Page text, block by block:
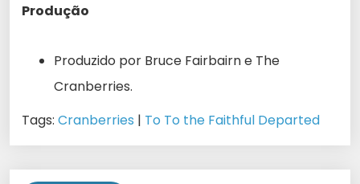
Produção
Produzido por Bruce Fairbairn e The
Cranberries.
Tags: Cranberries | To To the Faithful Departed